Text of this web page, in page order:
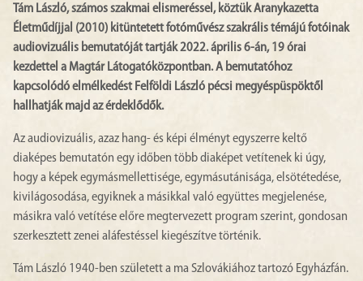
Tám László, számos szakmai elismeréssel, köztük Aranykazetta
Életműdíjjal (2010) kitüntetett fotóművész szakrális témájú fotóinak
audiovizuális bemutatóját tartják 2022. április 6-án, 19 órai
kezdettel a Magtár Látogatóközpontban. A bemutatóhoz
kapcsolódó elmélkedést Felföldi László pécsi megyéspüspöktől
hallhatják majd az érdeklődők.
Az audiovizuális, azaz hang- és képi élményt egyszerre keltő
diaképes bemutatón egy időben több diaképet vetítenek ki úgy,
hogy a képek egymásmellettisége, egymásutánisága, elsötétedése,
kivilágosodása, egyiknek a másikkal való együttes megjelenése,
másikra való vetítése előre megtervezett program szerint, gondosan
szerkesztett zenei aláfestéssel kiegészítve történik.
Tám László 1940-ben született a ma Szlovákiához tartozó Egyházfán.